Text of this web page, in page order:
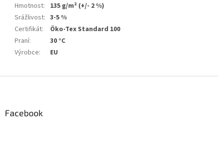
Hmotnost:
135 g/m² (+/- 2 %)
Srážlivost: 3-5 %
Certifikát:
Öko-Tex Standard 100
Praní:
30 °C
Výrobce: EU
Facebook